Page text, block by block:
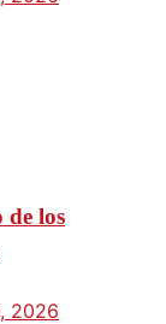
de los
2026